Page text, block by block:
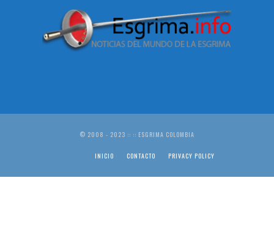
© 2008 - 2023 :: :: ESGRIMA COLOMBIA
INICIO CONTACTO PRIVACY POLICY